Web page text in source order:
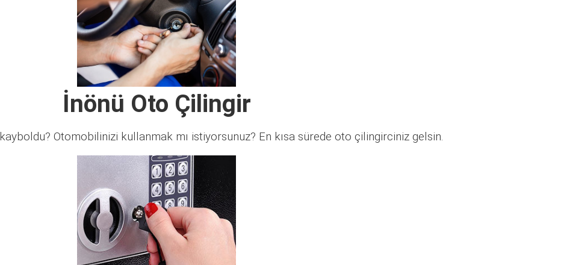
İnönü Oto Çilingir
Otomobilinizi kullanmak mı istiyorsunuz? En kısa sürede oto çilingirciniz gelsin.